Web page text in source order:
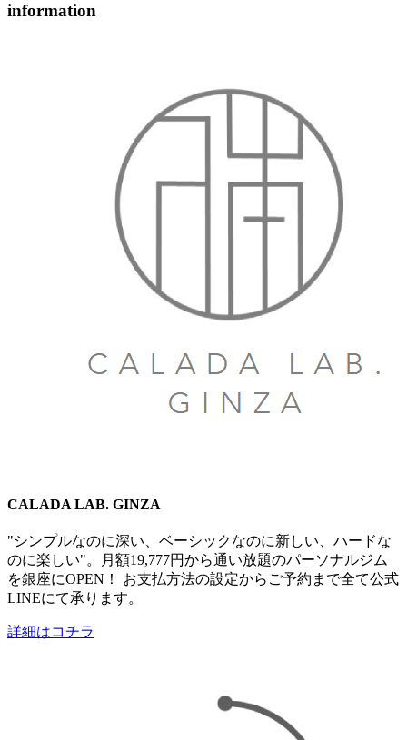
information
CALADA LAB. GINZA
"シンプルなのに深い、ベーシックなのに新しい、​ハードな
のに楽しい"。月額19,777円から通い放題のパーソナルジム
を銀座にOPEN！ お支払方法の設定からご予約まで全て​公式
LINEにて承ります。
詳細はコチラ